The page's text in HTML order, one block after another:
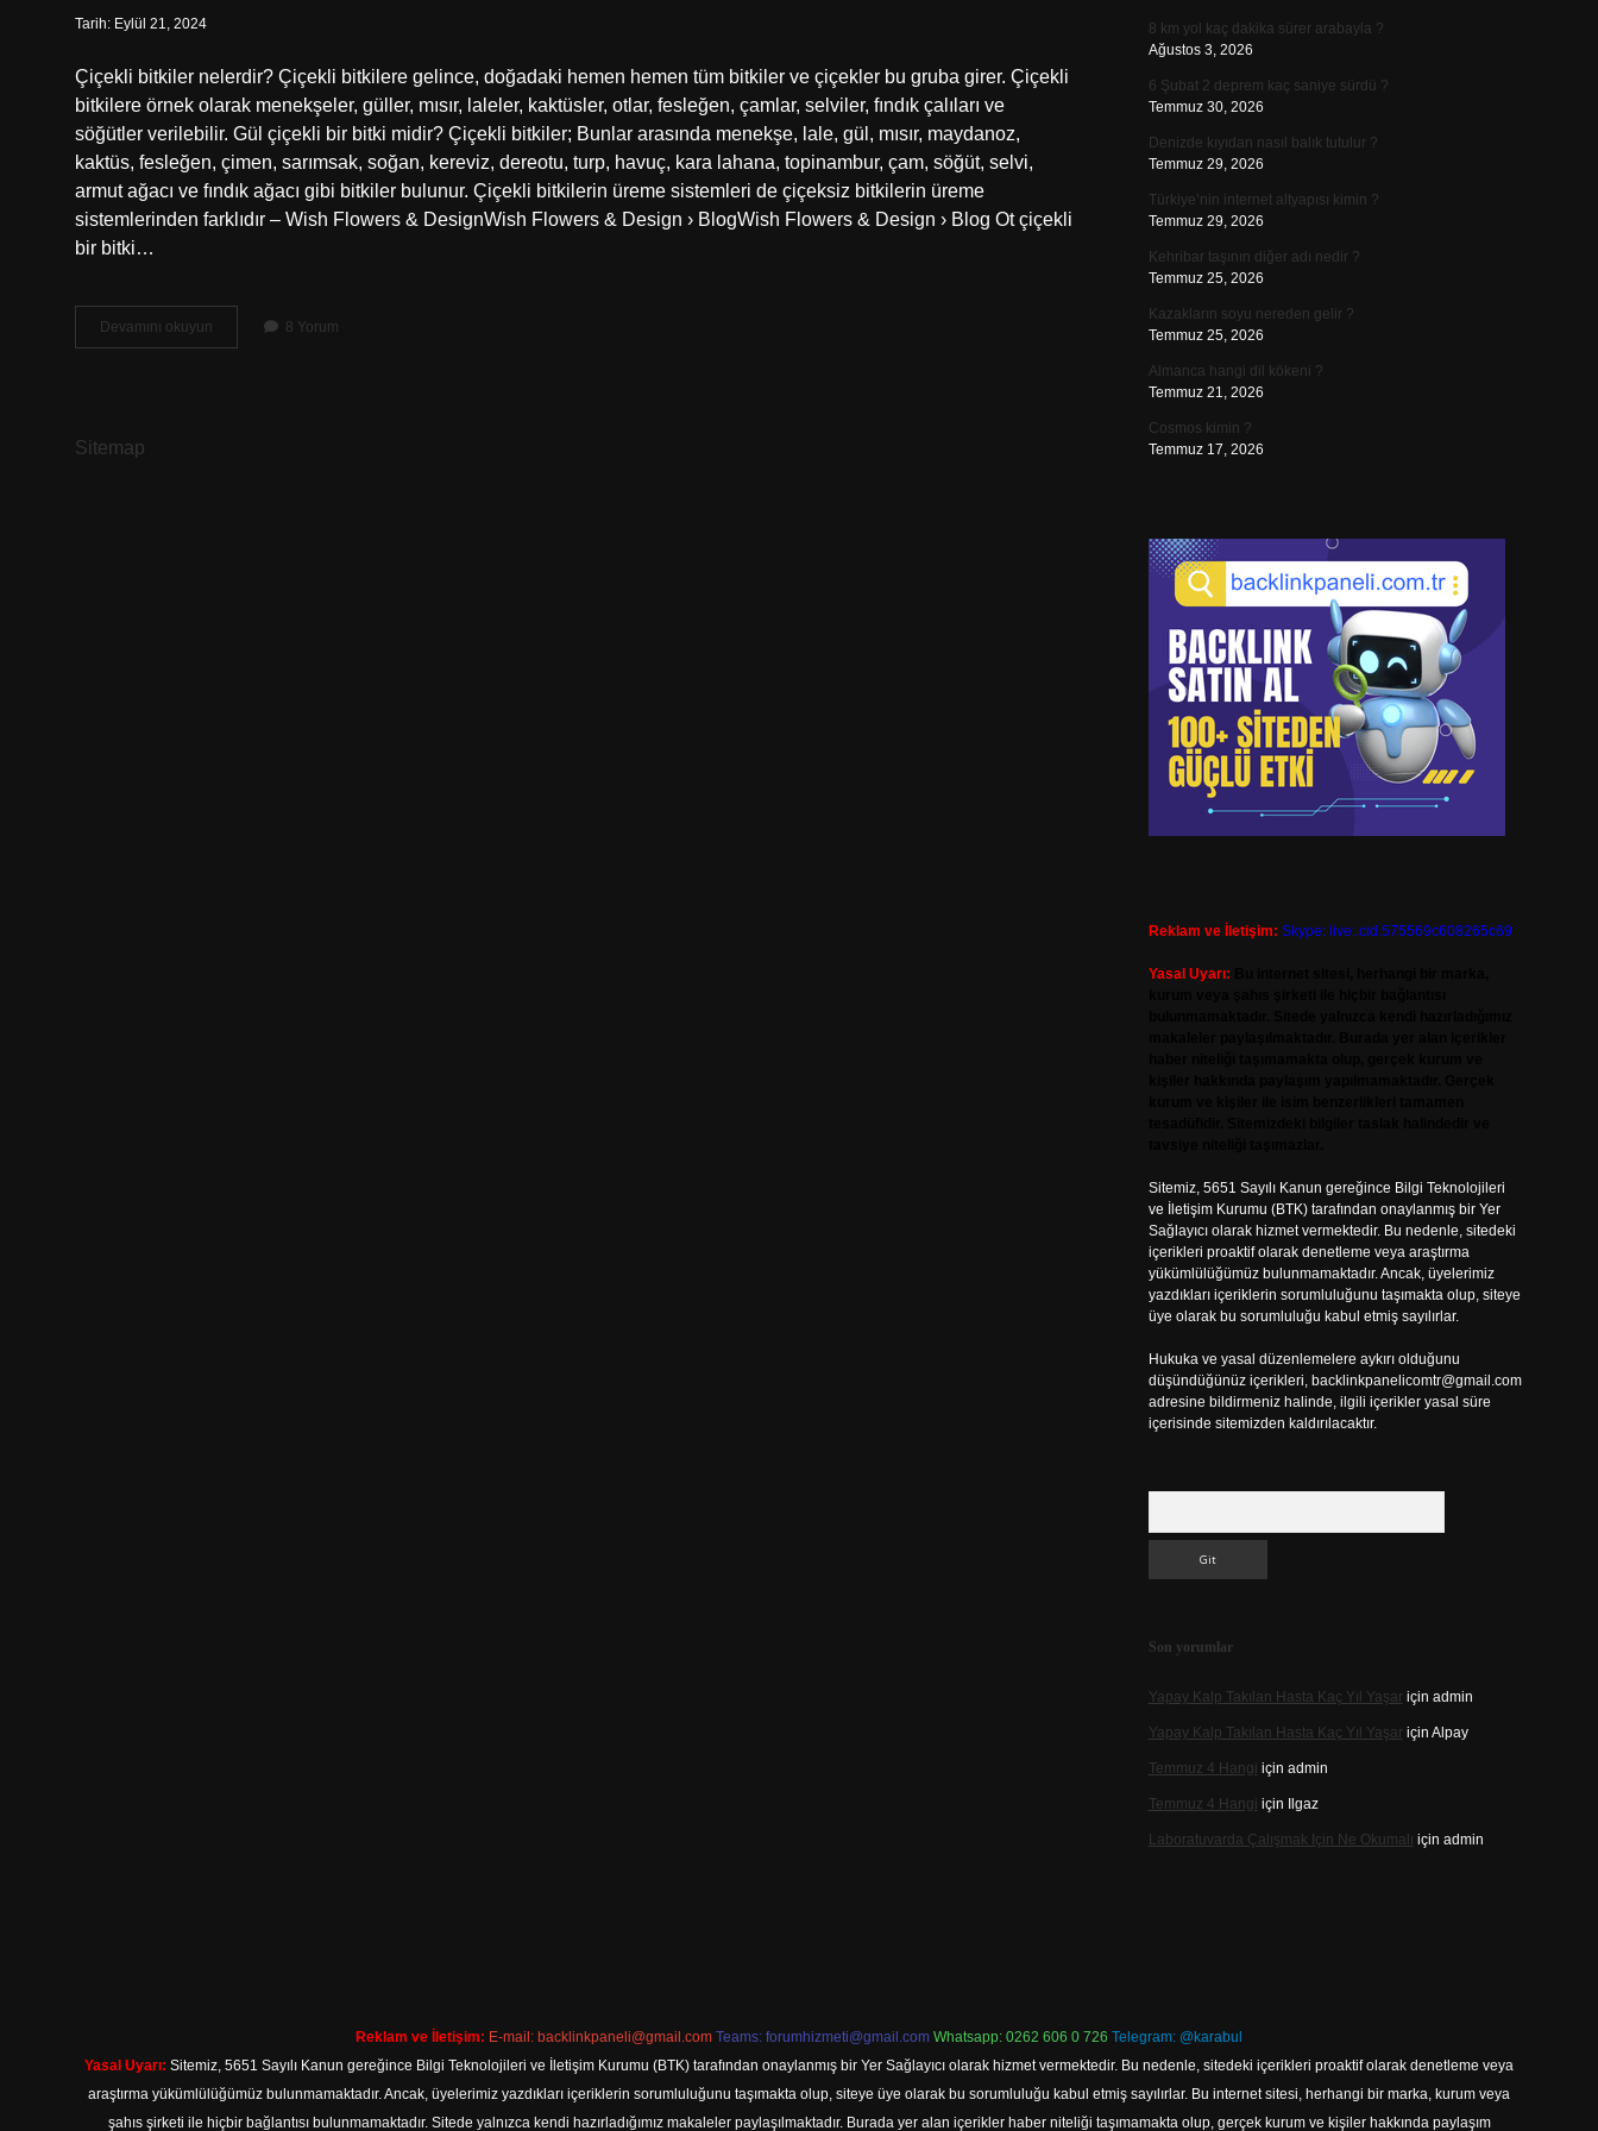
Tarih: Eylül 21, 2024
Çiçekli bitkiler nelerdir? Çiçekli bitkilere gelince, doğadaki hemen hemen tüm bitkiler ve çiçekler bu gruba girer. Çiçekli
bitkilere örnek olarak menekşeler, güller, mısır, laleler, kaktüsler, otlar, fesleğen, çamlar, selviler, fındık çalıları ve
söğütler verilebilir. Gül çiçekli bir bitki midir? Çiçekli bitkiler; Bunlar arasında menekşe, lale, gül, mısır, maydanoz,
kaktüs, fesleğen, çimen, sarımsak, soğan, kereviz, dereotu, turp, havuç, kara lahana, topinambur, çam, söğüt, selvi,
armut ağacı ve fındık ağacı gibi bitkiler bulunur. Çiçekli bitkilerin üreme sistemleri de çiçeksiz bitkilerin üreme
sistemlerinden farklıdır – Wish Flowers & DesignWish Flowers & Design › BlogWish Flowers & Design › Blog Ot çiçekli
bir bitki…
Devamını okuyun
Bir
8 Yorum
Sitemap
8 km yol kaç dakika sürer arabayla ?
Ağustos 3, 2026
6 Şubat 2 deprem kaç saniye sürdü ?
Temmuz 30, 2026
Denizde kıyıdan nasıl balık tutulur ?
Temmuz 29, 2026
Türkiye’nin internet altyapısı kimin ?
Temmuz 29, 2026
Kehribar taşının diğer adı nedir ?
Temmuz 25, 2026
Kazakların soyu nereden gelir ?
Temmuz 25, 2026
Almanca hangi dil kökeni ?
Temmuz 21, 2026
Cosmos kimin ?
Temmuz 17, 2026
Reklam ve İletişim: Skype: live:.cid.575569c608265c69
Yasal Uyarı:
Sitemiz, 5651 Sayılı Kanun gereğince Bilgi Teknolojileri
ve İletişim Kurumu (BTK) tarafından onaylanmış bir Yer
Sağlayıcı olarak hizmet vermektedir. Bu nedenle, sitedeki
içerikleri proaktif olarak denetleme veya araştırma
yükümlülüğümüz bulunmamaktadır. Ancak, üyelerimiz
yazdıkları içeriklerin sorumluluğunu taşımakta olup, siteye
üye olarak bu sorumluluğu kabul etmiş sayılırlar.
Hukuka ve yasal düzenlemelere aykırı olduğunu
düşündüğünüz içerikleri, backlinkpanelicomtr@gmail.com
adresine bildirmeniz halinde, ilgili içerikler yasal süre
içerisinde sitemizden kaldırılacaktır.
Son yorumlar
Yapay Kalp Takılan Hasta Kaç Yıl Yaşariçin admin
Yapay Kalp Takılan Hasta Kaç Yıl Yaşariçin Alpay
Temmuz 4 Hangi için admin
Temmuz 4 Hangi için Ilgaz
Laboratuvarda Çalışmak Için Ne Okumalı için admin
Reklam ve İletişim: E-mail: backlinkpaneli@gmail.com Teams: forumhizmeti@gmail.com Whatsapp: 0262 606 0 726 Telegram: @karabul
Yasal Uyarı: Sitemiz, 5651 Sayılı Kanun gereğince Bilgi Teknolojileri ve İletişim Kurumu (BTK) tarafından onaylanmış bir Yer Sağlayıcı olarak hizmet vermektedir. Bu nedenle, sitedeki içerikleri proaktif olarak denetleme veya
araştırma yükümlülüğümüz bulunmamaktadır. Ancak, üyelerimiz yazdıkları içeriklerin sorumluluğunu taşımakta olup, siteye üye olarak bu sorumluluğu kabul etmiş sayılırlar. Bu internet sitesi, herhangi bir marka, kurum veya
şahıs şirketi ile hiçbir bağlantısı bulunmamaktadır. Sitede yalnızca kendi hazırladığımız makaleler paylaşılmaktadır. Burada yer alan içerikler haber niteliği taşımamakta olup, gerçek kurum ve kişiler hakkında paylaşım